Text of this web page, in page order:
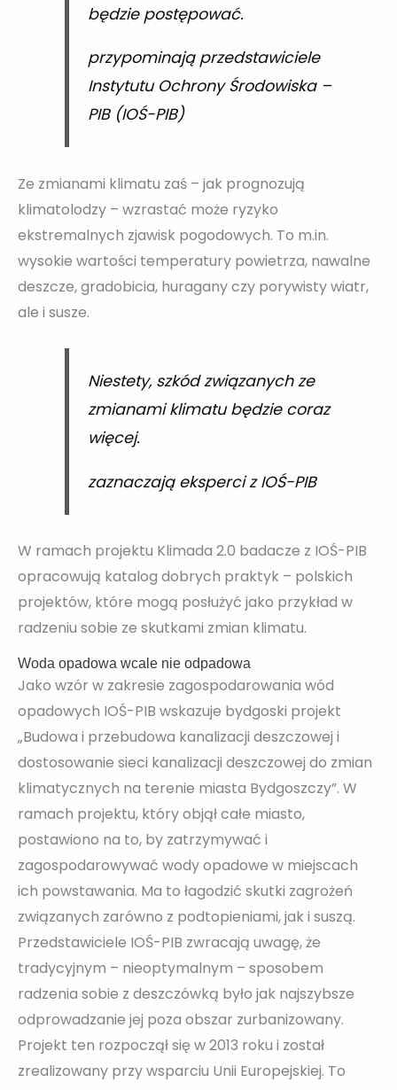
będzie postępować.
przypominają przedstawiciele
Instytutu Ochrony Środowiska –
PIB (IOŚ-PIB)
Ze zmianami klimatu zaś – jak prognozują
klimatolodzy – wzrastać może ryzyko
ekstremalnych zjawisk pogodowych. To m.in.
wysokie wartości temperatury powietrza, nawalne
deszcze, gradobicia, huragany czy porywisty wiatr,
ale i susze.
Niestety, szkód związanych ze
zmianami klimatu będzie coraz
więcej.
zaznaczają eksperci z IOŚ-PIB
W ramach projektu Klimada 2.0 badacze z IOŚ-PIB
opracowują katalog dobrych praktyk – polskich
projektów, które mogą posłużyć jako przykład w
radzeniu sobie ze skutkami zmian klimatu.
Woda opadowa wcale nie odpadowa
Jako wzór w zakresie zagospodarowania wód
opadowych IOŚ-PIB wskazuje bydgoski projekt
„Budowa i przebudowa kanalizacji deszczowej i
dostosowanie sieci kanalizacji deszczowej do zmian
klimatycznych na terenie miasta Bydgoszczy”. W
ramach projektu, który objął całe miasto,
postawiono na to, by zatrzymywać i
zagospodarowywać wody opadowe w miejscach
ich powstawania. Ma to łagodzić skutki zagrożeń
związanych zarówno z podtopieniami, jak i suszą.
Przedstawiciele IOŚ-PIB zwracają uwagę, że
tradycyjnym – nieoptymalnym – sposobem
radzenia sobie z deszczówką było jak najszybsze
odprowadzanie jej poza obszar zurbanizowany.
Projekt ten rozpoczął się w 2013 roku i został
zrealizowany przy wsparciu Unii Europejskiej. To